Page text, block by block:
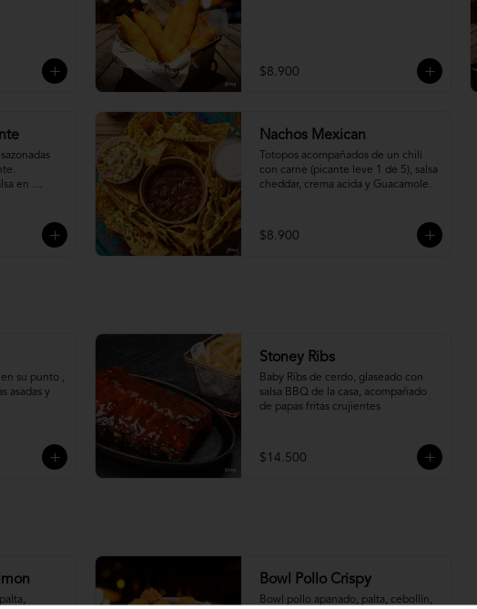
$8.900
en
Nachos Mexican
Totopos acompañados de un chili
con carne (picante leve 1 de 5), salsa
cheddar, crema acida y Guacamole.
$8.900
su punto ,
asadas y
Stoney Ribs
Baby Ribs de cerdo, glaseado con
salsa BBQ de la casa, acompañado
de papas fritas crujientes
$14.500
Bowl Pollo Crispy
Bowl pollo apanado, palta, cebollín,